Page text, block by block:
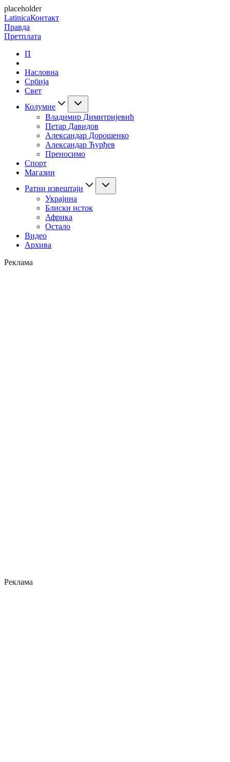
placeholder
LatinicaКонтакт
Правда
Претплата
П
Насловна
Србија
Свет
Колумне
Владимир Димитријевић
Петар Давидов
Александар Дорошенко
Александар Ђурђев
Преносимо
Спорт
Магазин
Ратни извештаји
Украјина
Блиски исток
Африка
Остало
Видео
Архива
Реклама
Реклама